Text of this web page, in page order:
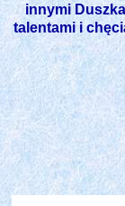
innymi
talentami i